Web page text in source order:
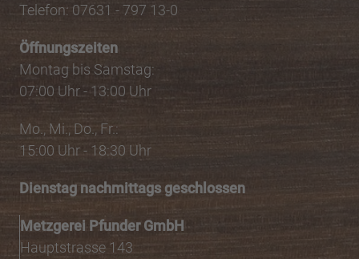
Telefon: 07631 - 797 13-0
Öffnungszeiten
Montag bis Samstag:
07:00 Uhr - 13:00 Uhr
Mo., Mi., Do., Fr.:
15:00 Uhr - 18:30 Uhr
Dienstag nachmittags geschlossen
Metzgerei Pfunder GmbH
Hauptstrasse 143